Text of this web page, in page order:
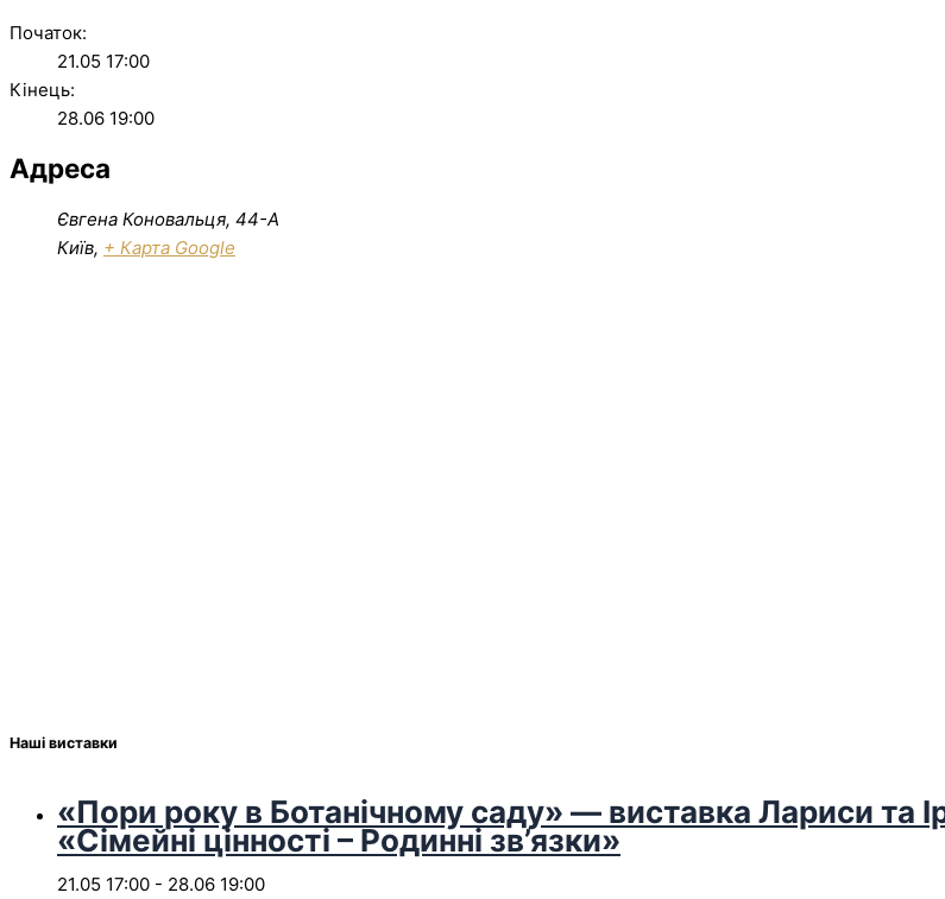
Початок:
21.05 17:00
Кінець:
28.06 19:00
Адреса
Євгена Коновальця, 44-А
Київ, + Карта Google
Наші виставки
«Пори року в Ботанічному саду» — виставка Лариси та
«Сімейні цінності – Родинні зв’язки»
21.05 17:00 - 28.06 19:00